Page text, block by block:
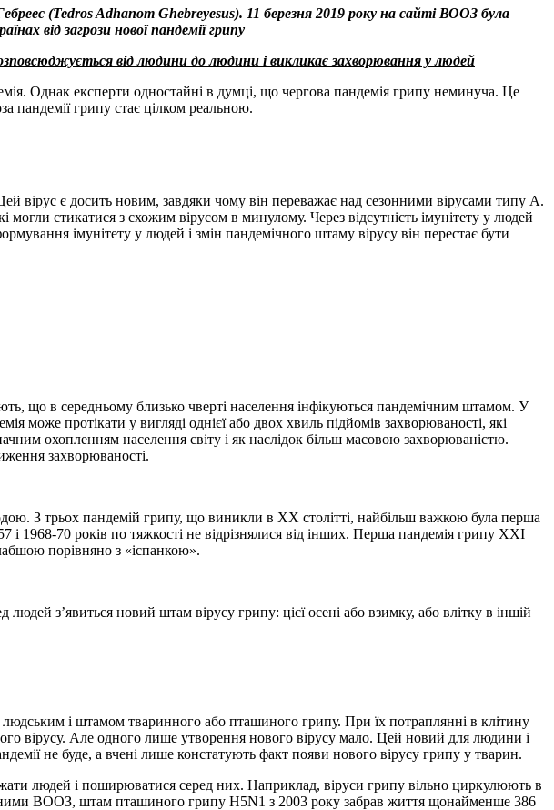
(Tedros Adhanom Ghebreyesus). 11 березня 2019 року на сайті ВООЗ була
від загрози нової пандемії грипу
від людини до людини і викликає захворювання у людей
Однак експерти одностайні в думці, що чергова пандемія грипу неминуча. Це
пандемії грипу стає цілком реальною.
вірус є досить новим, завдяки чому він переважає над сезонними вірусами типу А.
стикатися з схожим вірусом в минулому. Через відсутність імунітету у людей
імунітету у людей і змін пандемічного штаму вірусу він перестає бути
що в середньому близько чверті населення інфікуються пандемічним штамом. У
протікати у вигляді однієї або двох хвиль підйомів захворюваності, які
охопленням населення світу і як наслідок більш масовою захворюваністю.
захворюваності.
З трьох пандемій грипу, що виникли в XX столітті, найбільш важкою була перша
і 1968-70 років по тяжкості не відрізнялися від інших. Перша пандемія грипу XXI
порівняно з «іспанкою».
з’явиться новий штам вірусу грипу: цієї осені або взимку, або влітку в іншій
і штамом тваринного або пташиного грипу. При їх потраплянні в клітину
вірусу. Але одного лише утворення нового вірусу мало. Цей новий для людини і
не буде, а вчені лише констатують факт появи нового вірусу грипу у тварин.
людей і поширюватися серед них. Наприклад, віруси грипу вільно циркулюють в
ВООЗ, штам пташиного грипу H5N1 з 2003 року забрав життя щонайменше 386